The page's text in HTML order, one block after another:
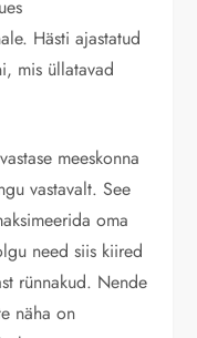
Hästi ajastatud
mis üllatavad
meeskonna
vastavalt. See
oma
need siis kiired
rünnakud. Nende
näha on